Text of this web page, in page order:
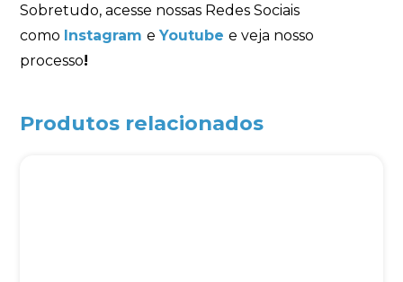
Sobretudo, acesse nossas Redes Sociais
como Instagram eYoutube e veja nosso
processo!
Produtos relacionados